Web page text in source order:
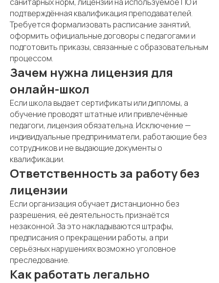
подтверждённая квалификация преподавателей.
Требуется формализовать расписание занятий,
оформить официальные договоры с педагогами и
подготовить приказы, связанные с образовательным
процессом.
Зачем нужна лицензия для
онлайн-школ
Если школа выдает сертификаты или дипломы, а
обучение проводят штатные или привлечённые
педагоги, лицензия обязательна. Исключение —
индивидуальные предприниматели, работающие без
сотрудников и не выдающие документы о
квалификации.
Ответственность за работу без
лицензии
Если организация обучает дистанционно без
разрешения, её деятельность признаётся
незаконной. За это накладываются штрафы,
предписания о прекращении работы, а при
серьёзных нарушениях возможно уголовное
преследование.
Как работать легально